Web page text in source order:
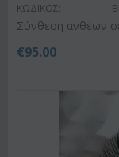
ΚΩΔΙΚΟΣ:
Σύνθεση ανθέων
€95.00